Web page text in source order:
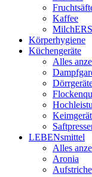
Kaffee
Körperhygiene
Küchengeräte
Alles
LEBENsmittel
Alles
Aronia
Aufstriche